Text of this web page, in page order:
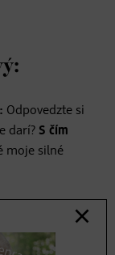
Odpovedzte si
darí? S čím
moje silné